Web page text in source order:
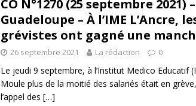
CO N°1270 (25 septembre 2021) –
Guadeloupe – À l’IME L’Ancre,
grévistes ont gagné une
26 septembre 2021 La rédaction 0
Le jeudi 9 septembre, à l’Institut Medico Educatif
Moule plus de la moitié des salariés était en
l’appel des […]